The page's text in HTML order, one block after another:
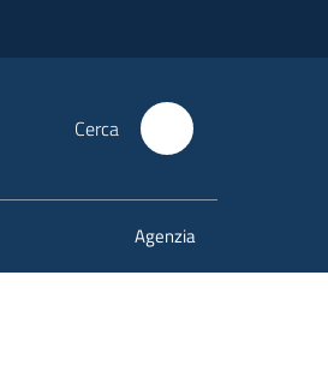
Cerca
Agenzia